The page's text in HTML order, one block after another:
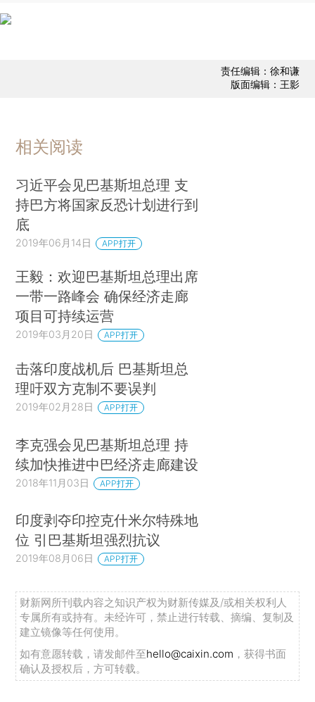
责任编辑：徐和谦
版面编辑：王影
相关阅读
习近平会见巴基斯坦总理 支
持巴方将国家反恐计划进行到
底
2019年06月14日 APP打开
王毅：欢迎巴基斯坦总理出席
一带一路峰会 确保经济走廊
项目可持续运营
2019年03月20日 APP打开
击落印度战机后 巴基斯坦总
理吁双方克制不要误判
2019年02月28日 APP打开
李克强会见巴基斯坦总理 持
续加快推进中巴经济走廊建设
2018年11月03日 APP打开
印度剥夺印控克什米尔特殊地
位 引巴基斯坦强烈抗议
2019年08月06日 APP打开
财新网所刊载内容之知识产权为财新传媒及/或相关权利人
专属所有或持有。未经许可，禁止进行转载、摘编、复制及
建立镜像等任何使用。
如有意愿转载，请发邮件至hello@caixin.com ，获得书面
确认及授权后，方可转载。